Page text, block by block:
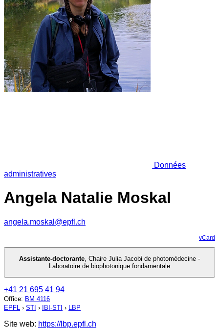
Données
administratives
Angela Natalie Moskal
angela.moskal@epfl.ch
vCard
Assistante-doctorante, Chaire Julia Jacobi de photomédecine -
Laboratoire de biophotonique fondamentale
+41 21 695 41 94
Office: BM 4116
EPFL › STI › IBI-STI › LBP
Site web: https://lbp.epfl.ch